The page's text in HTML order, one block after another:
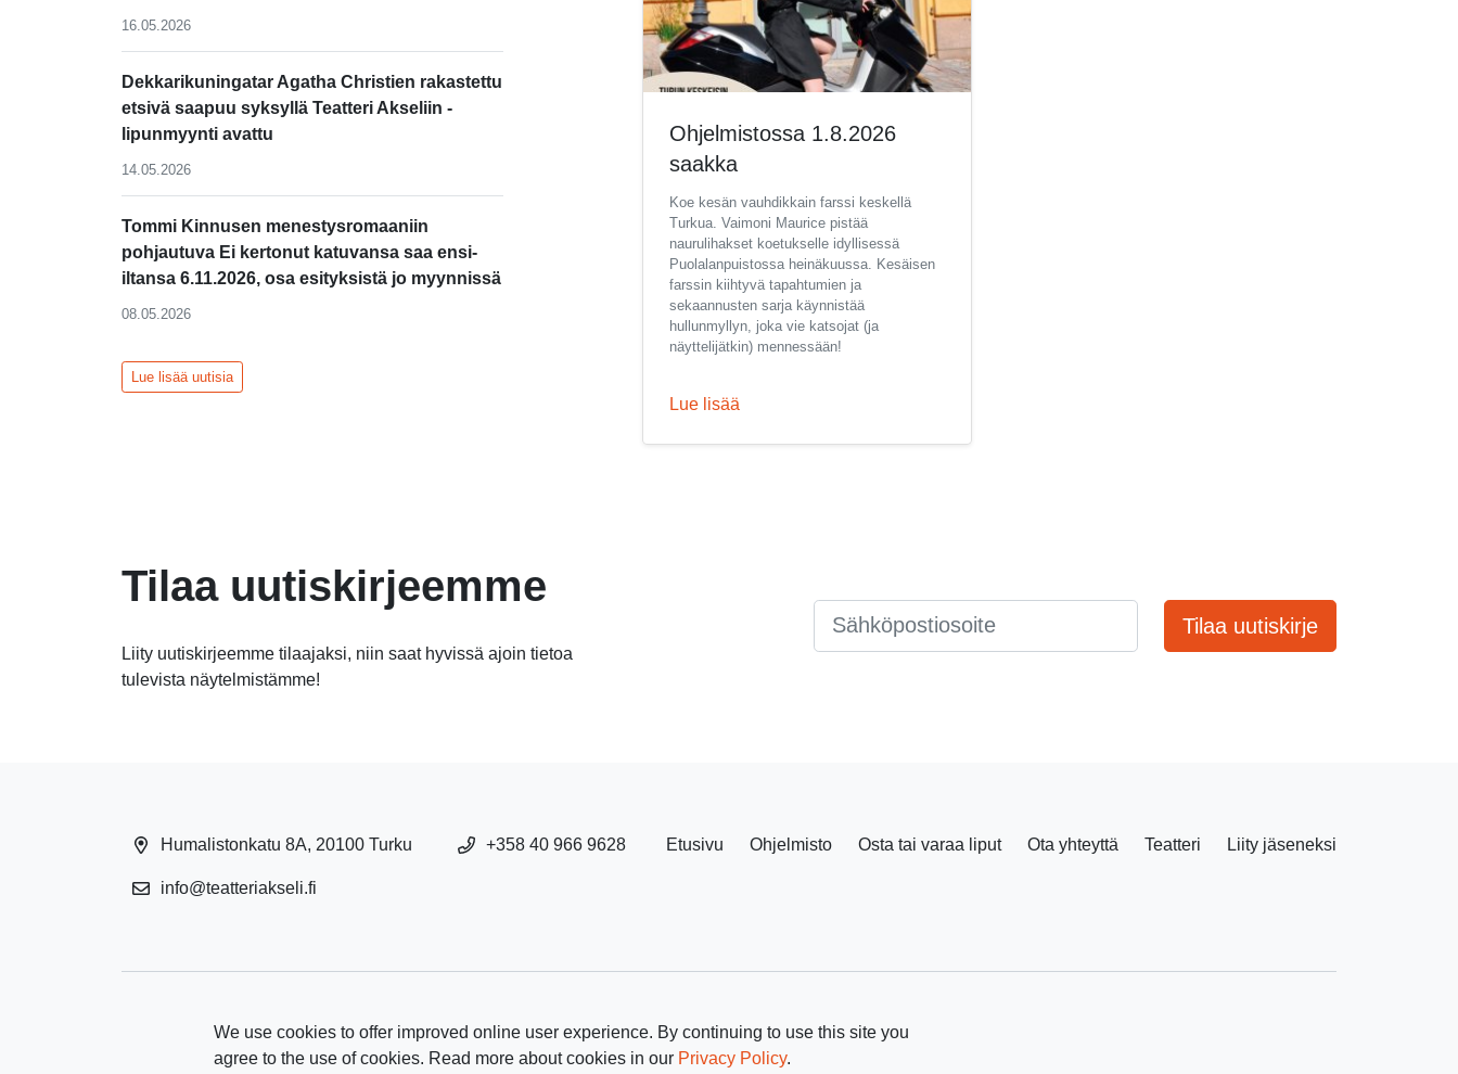
We use cookies to offer improved online user experience. By continuing to use this site you
agree to the use of cookies. Read more about cookies in our Privacy Policy.
16.05.2026
Dekkarikuningatar Agatha Christien rakastettu
etsivä saapuu syksyllä Teatteri Akseliin -
lipunmyynti avattu
14.05.2026
Tommi Kinnusen menestysromaaniin
pohjautuva Ei kertonut katuvansa saa ensi-
iltansa 6.11.2026, osa esityksistä jo myynnissä
08.05.2026
Lue lisää uutisia
Ohjelmistossa 1.8.2026
saakka
Koe kesän vauhdikkain farssi keskellä
Turkua. Vaimoni Maurice pistää
naurulihakset koetukselle idyllisessä
Puolalanpuistossa heinäkuussa. Kesäisen
farssin kiihtyvä tapahtumien ja
sekaannusten sarja käynnistää
hullunmyllyn, joka vie katsojat (ja
näyttelijätkin) mennessään!
Lue lisää
Tilaa uutiskirjeemme
Liity uutiskirjeemme tilaajaksi, niin saat hyvissä ajoin tietoa
tulevista näytelmistämme!
Tilaa uutiskirje
Humalistonkatu 8A, 20100 Turku +358 40 966 9628
info@teatteriakseli.fi
Etusivu Ohjelmisto Osta tai varaa liput Ota yhteyttä Teatteri Liity jäseneksi